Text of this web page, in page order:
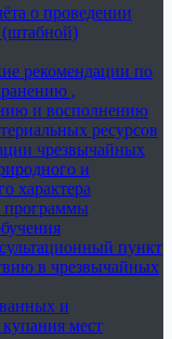
о проведении
(штабной)
рекомендации по
,
и восполнению
ресурсов
чрезвычайных
и
характера
пункт
в чрезвычайных
и
мест